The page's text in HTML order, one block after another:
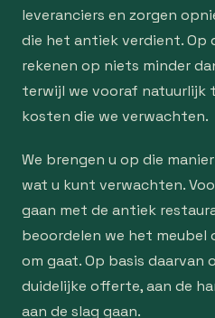
leveranciers en zorgen
die het antiek verdient. Op
rekenen op niets minder
terwijl we vooraf natuurlijk
kosten die we verwachten.
We brengen u op die
wat u kunt verwachten.
gaan met de antiek
beoordelen we het meubel
om gaat. Op basis daarvan
duidelijke offerte, aan de
aan de slag gaan.